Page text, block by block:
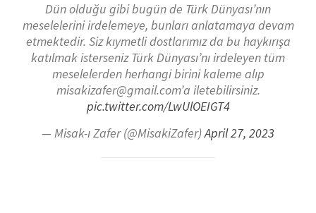
Dün olduğu gibi bugün de Türk Dünyası’nın
meselelerini irdelemeye, bunları anlatamaya devam
etmektedir. Siz kıymetli dostlarımız da bu haykırışa
katılmak isterseniz Türk Dünyası’nı irdeleyen tüm
meselelerden herhangi birini kaleme alıp
misakizafer@gmail.com’a iletebilirsiniz.
pic.twitter.com/LwUlOEIGT4
— Misak-ı Zafer (@MisakiZafer)April 27, 2023